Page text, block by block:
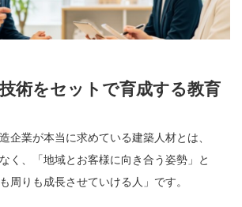
術をセットで育成する教育
企業が本当に求めている建築人材とは、
く、「地域とお客様に向き合う姿勢」と
周りも成長させていける人」です。